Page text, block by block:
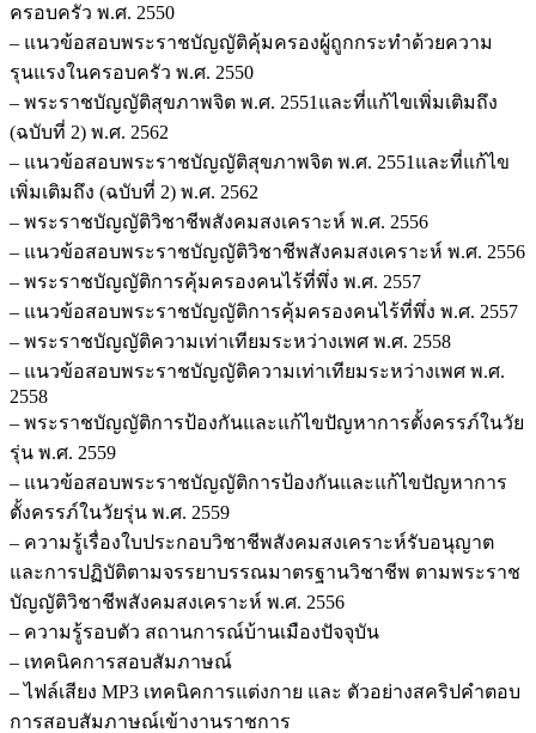
ครอบครัว พ.ศ. 2550
– แนวข้อสอบพระราชบัญญัติคุ้มครองผู้ถูกกระทำด้วยความ
รุนแรงในครอบครัว พ.ศ. 2550
– พระราชบัญญัติสุขภาพจิต พ.ศ. 2551และที่แก้ไขเพิ่มเติมถึง
(ฉบับที่ 2) พ.ศ. 2562
– แนวข้อสอบพระราชบัญญัติสุขภาพจิต พ.ศ. 2551และที่แก้ไข
เพิ่มเติมถึง (ฉบับที่ 2) พ.ศ. 2562
– พระราชบัญญัติวิชาชีพสังคมสงเคราะห์ พ.ศ. 2556
– แนวข้อสอบพระราชบัญญัติวิชาชีพสังคมสงเคราะห์ พ.ศ. 2556
– พระราชบัญญัติการคุ้มครองคนไร้ที่พึ่ง พ.ศ. 2557
– แนวข้อสอบพระราชบัญญัติการคุ้มครองคนไร้ที่พึ่ง พ.ศ. 2557
– พระราชบัญญัติความเท่าเทียมระหว่างเพศ พ.ศ. 2558
– แนวข้อสอบพระราชบัญญัติความเท่าเทียมระหว่างเพศ พ.ศ.
2558
– พระราชบัญญัติการป้องกันและแก้ไขปัญหาการตั้งครรภ์ในวัย
รุ่น พ.ศ. 2559
– แนวข้อสอบพระราชบัญญัติการป้องกันและแก้ไขปัญหาการ
ตั้งครรภ์ในวัยรุ่น พ.ศ. 2559
– ความรู้เรื่องใบประกอบวิชาชีพสังคมสงเคราะห์รับอนุญาต
และการปฏิบัติตามจรรยาบรรณมาตรฐานวิชาชีพ ตามพระราช
บัญญัติวิชาชีพสังคมสงเคราะห์ พ.ศ. 2556
– ความรู้รอบตัว สถานการณ์บ้านเมืองปัจจุบัน
– เทคนิคการสอบสัมภาษณ์
– ไฟล์เสียง MP3 เทคนิคการแต่งกาย และ ตัวอย่างสคริปคำตอบ
การสอบสัมภาษณ์เข้างานราชการ